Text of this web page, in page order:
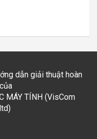
dẫn giải thuật hoàn
MÁY TÍNH (VisCom